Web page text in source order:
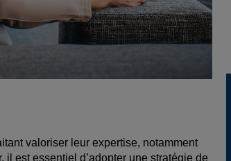
valoriser leur expertise, notamment
est essentiel d’adopter une stratégie de